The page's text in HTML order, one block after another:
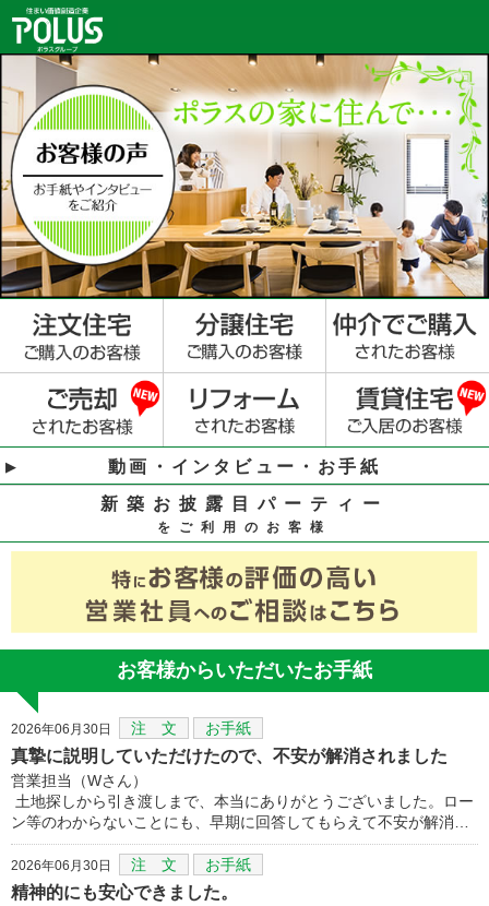
動画・インタビュー・お手紙
新築お披露目パーティー
をご利用のお客様
お客様からいただいたお手紙
2026年06月30日 注 文 お手紙
真摯に説明していただけたので、不安が解消されました
営業担当（Wさん）
土地探しから引き渡しまで、本当にありがとうございました。ロー
ン等のわからないことにも、早期に回答してもらえて不安が解消…
2026年06月30日 注 文 お手紙
精神的にも安心できました。